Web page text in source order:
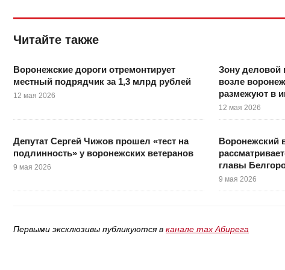
Читайте также
Воронежские дороги отремонтирует
местный подрядчик за 1,3 млрд рублей
12 мая 2026
Зону деловой
возле
размежуют в
12 мая 2026
Депутат Сергей Чижов прошел «тест на
подлинность» у воронежских ветеранов
9 мая 2026
Воронежский
главы
9 мая 2026
Первыми эксклюзивы публикуются в канале max Абирега